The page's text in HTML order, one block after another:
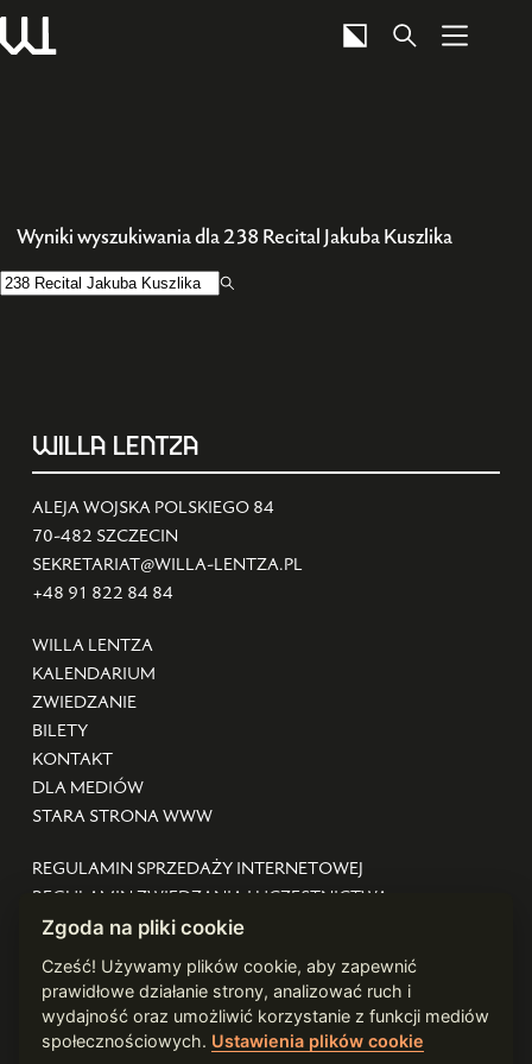
Przejdź
do
Wyniki wyszukiwania dla 238 Recital Jakuba Kuszlika
WILLA LENTZA
ALEJA WOJSKA POLSKIEGO 84
70-482 SZCZECIN
SEKRETARIAT@WILLA-LENTZA.PL
+48 91 822 84 84
WILLA LENTZA
KALENDARIUM
ZWIEDZANIE
BILETY
KONTAKT
DLA MEDIÓW
STARA STRONA WWW
REGULAMIN SPRZEDAŻY INTERNETOWEJ
REGULAMIN ZWIEDZANIA I UCZESTNICTWA
DEKLARACJA DOSTĘPNOŚCI
STANDARDY OCHRONY MAŁOLETNICH
POLITYKA PRYWATNOŚCI
ZARZĄDZAJ COOKIES
Zgoda na pliki cookie
Cześć! Używamy plików cookie, aby zapewnić
prawidłowe działanie strony, analizować ruch i
wydajność oraz umożliwić korzystanie z funkcji mediów
społecznościowych. Ustawienia plików cookie